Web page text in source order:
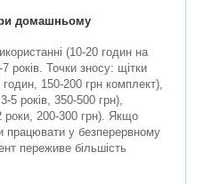
домашньому
(10-20 годин на
років. Точки зносу: щітки
150-200 грн комплект),
5 років, 350-500 грн),
роки, 200-300 грн). Якщо
працювати у безперервному
переживе більшість